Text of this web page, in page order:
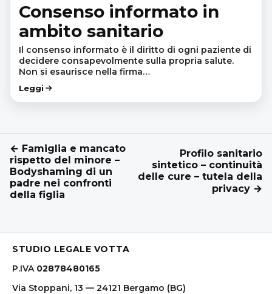
Consenso informato in
ambito sanitario
Il consenso informato è il diritto di ogni paziente di
decidere consapevolmente sulla propria salute.
Non si esaurisce nella firma…
Leggi
← Famiglia e mancato
rispetto del minore –
Bodyshaming di un
padre nei confronti
della figlia
Profilo sanitario
sintetico – continuità
delle cure – tutela della
privacy →
STUDIO LEGALE VOTTA
P.IVA 02878480165
Via Stoppani, 13 — 24121 Bergamo (BG)